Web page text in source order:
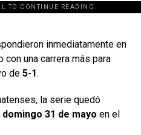
TO CONTINUE READING.
inmediatamente en
una carrera más para
de 5-1.
la serie quedó
domingo 31 de mayo en el